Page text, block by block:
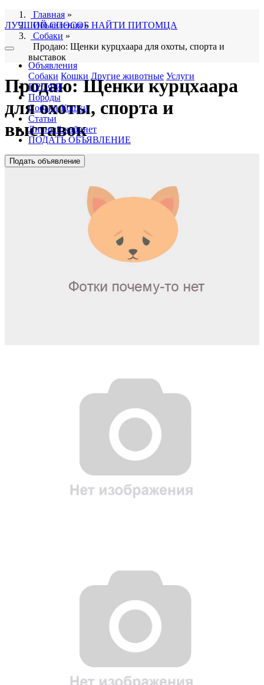
ЛУЧШИЙ СПОСОБ НАЙТИ ПИТОМЦА
Объявления
Собаки Кошки Другие животные Услуги
ПРОФИ
Породы
Собаки Кошки
Статьи
Личный кабинет
ПОДАТЬ ОБЪЯВЛЕНИЕ
Подать объявление
Главная »
Объявления»
Собаки »
Продаю: Щенки курцхаара для охоты, спорта и
выставок
Продаю: Щенки курцхаара
для охоты, спорта и
выставок